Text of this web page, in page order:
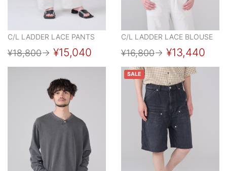
C/L LADDER LACE PANTS
¥18,800→ ¥15,040
C/L LADDER LACE BLOUSE
¥16,800→ ¥13,440
SALE